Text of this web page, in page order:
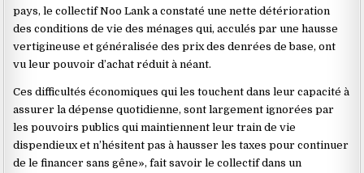
pays, le collectif Noo Lank a constaté une nette détérioration
des conditions de vie des ménages qui, acculés par une hausse
vertigineuse et généralisée des prix des denrées de base, ont
vu leur pouvoir d’achat réduit à néant.
Ces difficultés économiques qui les touchent dans leur capacité à
assurer la dépense quotidienne, sont largement ignorées par
les pouvoirs publics qui maintiennent leur train de vie
dispendieux et n’hésitent pas à hausser les taxes pour continuer
de le financer sans gêne», fait savoir le collectif dans un